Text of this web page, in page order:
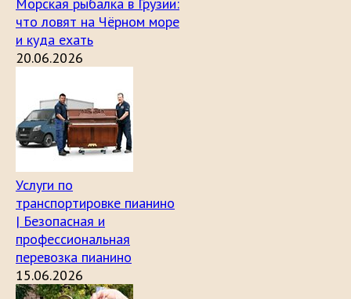
что ловят на Чёрном море
и куда ехать
20.06.2026
Услуги по
транспортировке пианино
| Безопасная и
профессиональная
перевозка пианино
15.06.2026